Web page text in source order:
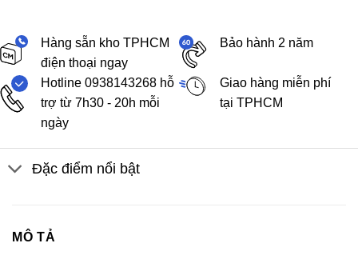
Hàng sẵn kho TPHCM
điện thoại ngay
Bảo hành 2 năm
Hotline 0938143268 hỗ
trợ từ 7h30 - 20h mỗi
ngày
Giao hàng miễn phí
tại TPHCM
Đặc điểm nổi bật
MÔ TẢ